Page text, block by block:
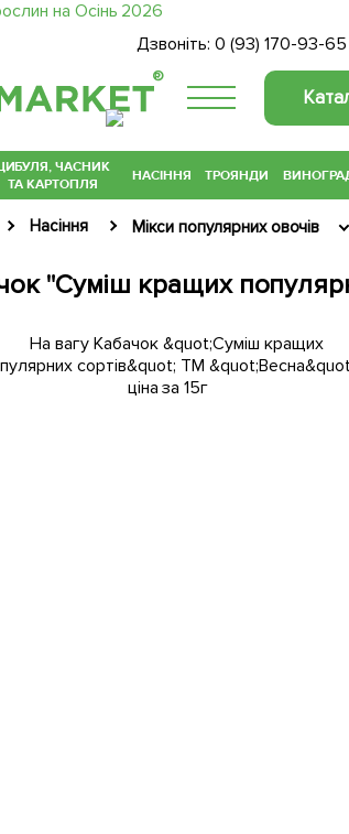
Дзвоніть: 0 (93) 170-93-65
®
ЧАСНИК
ТА КАРТОПЛЯ
НАСІННЯ ТРОЯНДИ
Насіння Мікси популярних овочів
"Суміш кращих